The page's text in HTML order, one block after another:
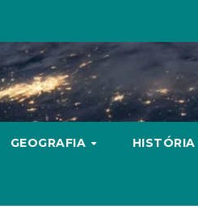
GEOGRAFIA HISTÓRIA